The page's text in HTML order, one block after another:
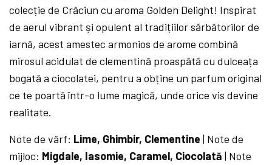
colecție de Crăciun cu aroma Golden Delight! Inspirat
de aerul vibrant și opulent al tradițiilor sărbătorilor de
iarnă, acest amestec armonios de arome combină
mirosul acidulat de clementină proaspătă cu dulceața
bogată a ciocolatei, pentru a obține un parfum original
ce te poartă într-o lume magică, unde orice vis devine
realitate.
Note de vârf: Lime, Ghimbir, Clementine| Note de
mijloc: Migdale, Iasomie, Caramel, Ciocolată | Note